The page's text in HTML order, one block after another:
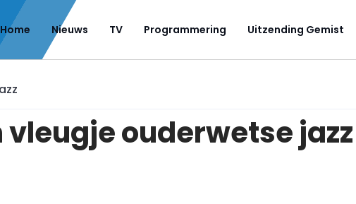
Home Nieuws TV Programmering Uitzending Gemist
ouderwetse jazz